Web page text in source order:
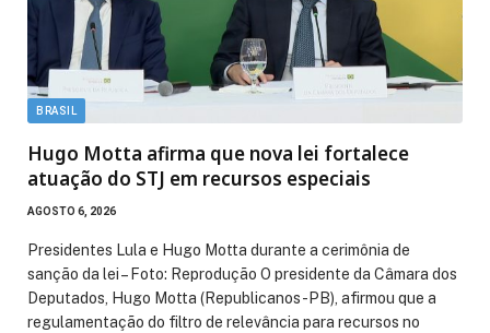
BRASIL
Hugo Motta afirma que nova lei fortalece
atuação do STJ em recursos especiais
AGOSTO 6, 2026
Presidentes Lula e Hugo Motta durante a cerimônia de
sanção da lei – Foto: Reprodução O presidente da Câmara dos
Deputados, Hugo Motta (Republicanos-PB), afirmou que a
regulamentação do filtro de relevância para recursos no